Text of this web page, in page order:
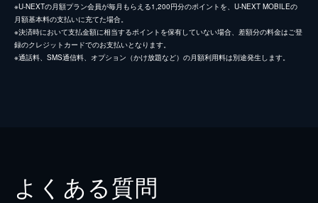
※U-NEXTの月額プラン会員が毎月もらえる1,200円分のポイントを、U-NEXT MOBILEの
月額基本料の支払いに充てた場合。
※決済時において支払金額に相当するポイントを保有していない場合、差額分の料金はご登
録のクレジットカードでのお支払いとなります。
※通話料、SMS通信料、オプション（かけ放題など）の月額利用料は別途発生します。
よくある質問